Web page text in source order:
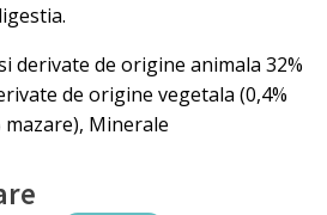
derivate de origine animala 32%
de origine vegetala (0,4%
mazare), Minerale